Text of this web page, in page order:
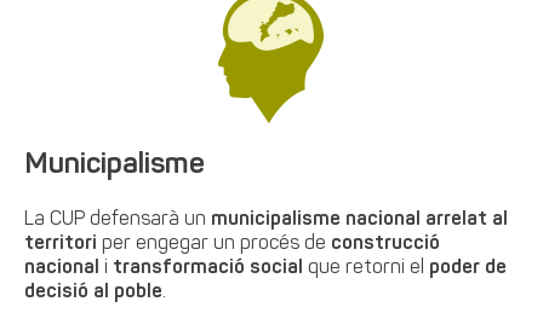
Municipalisme
La CUP defensarà un municipalisme nacional arrelat al
territori per engegar un procés de construcció
nacional i transformació social que retorni el poder de
decisió al poble.